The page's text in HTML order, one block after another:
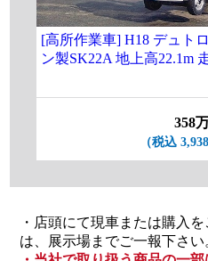
[高所作業車] H18 デュト
ン製SK22A 地上高22.1m
358
（税込
・店頭にて現車または購入
は、展示場までご一報下さい